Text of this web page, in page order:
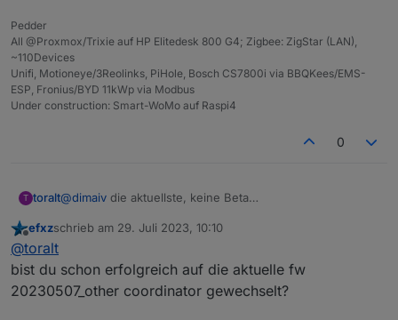
Pedder
All @Proxmox/Trixie auf HP Elitedesk 800 G4; Zigbee: ZigStar (LAN),
~110Devices
Unifi, Motioneye/3Reolinks, PiHole, Bosch CS7800i via BBQKees/EMS-
ESP, Fronius/BYD 11kWp via Modbus
Under construction: Smart-WoMo auf Raspi4
0
T toralt@dimaiv die aktuellste, keine Beta
beiden anderen Firmwares ähnlich.
dem Coordinatorneustart klar.
Wie gesagt, was dafür der Grund ist, kann ich nicht
genauer erörtern. Bei mir hängen über 120 Geräte dran,
Offline
efxzschrieb am 29. Juli 2023, 10:10
zuletzt editiert von
@toralt
bist du schon erfolgreich auf die aktuelle fw
20230507_other coordinator gewechselt?